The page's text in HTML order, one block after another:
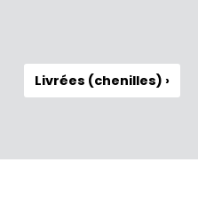
Livrées (chenilles) ›